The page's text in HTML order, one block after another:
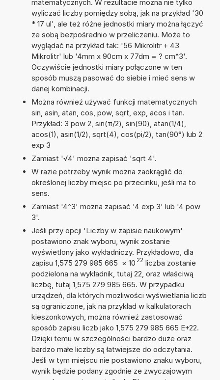
matematycznych. W rezultacie można nie tylko
wyliczać liczby pomiędzy sobą, jak na przykład '30
* 17 ul', ale też różne jednostki miary można łączyć
ze sobą bezpośrednio w przeliczeniu. Może to
wyglądać na przykład tak: '56 Mikrolitr + 43
Mikrolitr' lub '4mm x 90cm x 77dm = ? cm^3'.
Oczywiście jednostki miary połączone w ten
sposób muszą pasować do siebie i mieć sens w
danej kombinacji.
Można również używać funkcji matematycznych
sin, asin, atan, cos, pow, sqrt, exp, acos i tan.
Przykład: 3 pow 2, sin(π/2), sin(90), atan(1/4),
acos(1), asin(1/2), sqrt(4), cos(pi/2), tan(90°) lub 2
exp 3
Zamiast '√4' można zapisać 'sqrt 4'.
W razie potrzeby wynik można zaokrąglić do
określonej liczby miejsc po przecinku, jeśli ma to
sens.
Zamiast '4^3' można zapisać '4 exp 3' lub '4 pow
3'.
Jeśli przy opcji 'Liczby w zapisie naukowym'
postawiono znak wyboru, wynik zostanie
wyświetlony jako wykładniczy. Przykładowo, dla
zapisu 1,575 279 985 665 × 10 22 liczba zostanie
podzielona na wykładnik, tutaj 22, oraz właściwą
liczbę, tutaj 1,575 279 985 665. W przypadku
urządzeń, dla których możliwości wyświetlania liczb
są ograniczone, jak na przykład w kalkulatorach
kieszonkowych, można również zastosować
sposób zapisu liczb jako 1,575 279 985 665 E+22.
Dzięki temu w szczególności bardzo duże oraz
bardzo małe liczby są łatwiejsze do odczytania.
Jeśli w tym miejscu nie postawiono znaku wyboru,
wynik będzie podany zgodnie ze zwyczajowym